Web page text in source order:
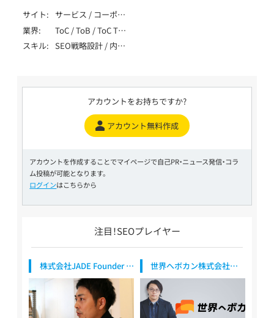
の鍵
駒村 侃直 / Komamura
Kanchi
サイト
サービス / コーポレ
ート / メディア / EC
/ ポータル・DB / 多
言語
業界
ToC / ToB / ToC ToB
/ マーケティング・
IT・テクノロジー /
等） / 生活全般（不用
品・アパレル・家事） /
ーサーバー / 飲食・
フード・レストラン /
リニック / 金融・保
険・投資 / 不動産・住
宅・工務店 / 教育・学
習・スクール / 旅行・
観光・ホテル
スキル
SEO戦略設計 / 内部
規模SEO / YMYL対
応 / データ分析
（GA4・Search
Console） / SEO内製
LLMO / MEO / SNS
/ ベンチャー支援 /
大手企業支援 / 上場
～6年
アカウントをお持ちですか?
アカウント無料作成
アカウントを作成することでマイページで自己PR・ニュース発信・コラ
ム投稿が可能となります。
ログインはこちらから
注目！SEOプレイヤー
株式会社JADE Founder /
CSO
世界へボカン株式会社
代表取締役社長